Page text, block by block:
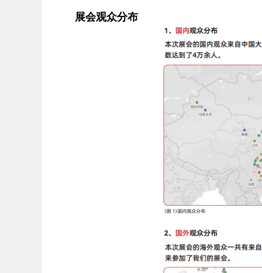
展会观众分布